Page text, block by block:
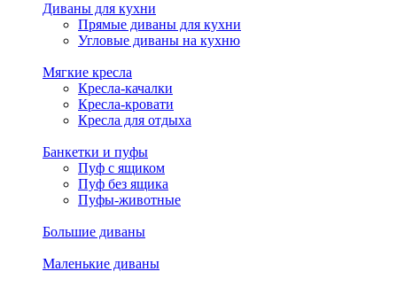
Диваны для кухни
Прямые диваны для кухни
Угловые диваны на кухню
Мягкие кресла
Кресла-качалки
Кресла-кровати
Кресла для отдыха
Банкетки и пуфы
Пуф с ящиком
Пуф без ящика
Пуфы-животные
Большие диваны
Маленькие диваны